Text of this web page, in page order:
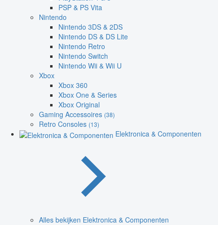
PSP & PS Vita
Nintendo
Nintendo 3DS & 2DS
Nintendo DS & DS Lite
Nintendo Retro
Nintendo Switch
Nintendo Wii & Wii U
Xbox
Xbox 360
Xbox One & Series
Xbox Original
Gaming Accessoires (38)
Retro Consoles (13)
Elektronica & Componenten
Alles bekijken Elektronica & Componenten